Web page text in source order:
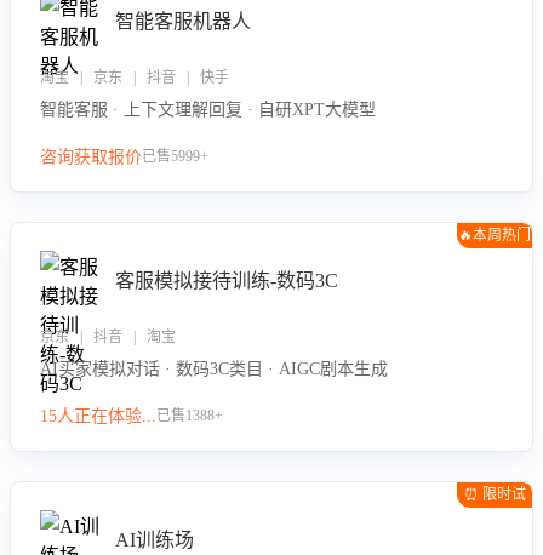
智能客服机器人
淘宝 | 京东 | 抖音 | 快手
智能客服 · 上下文理解回复 · 自研XPT大模型
咨询获取报价已售5999+
🔥本周热门
客服模拟接待训练-数码3C
京东 | 抖音 | 淘宝
AI买家模拟对话 · 数码3C类目 · AIGC剧本生成
15人正在体验...已售1388+
⏰ 限时试
AI训练场